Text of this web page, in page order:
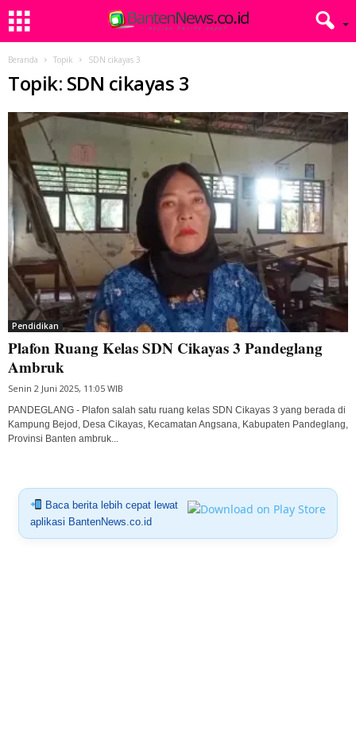
Beranda Topik SDN cikayas 3
Topik: SDN cikayas 3
Pendidikan
Plafon Ruang Kelas SDN Cikayas 3 Pandeglang
Ambruk
Senin 2 Juni 2025, 11:05 WIB
PANDEGLANG - Plafon salah satu ruang kelas SDN Cikayas 3 yang berada di
Kampung Bejod, Desa Cikayas, Kecamatan Angsana, Kabupaten Pandeglang,
Provinsi Banten ambruk...
Baca berita lebih cepat lewat
aplikasi BantenNews.co.id